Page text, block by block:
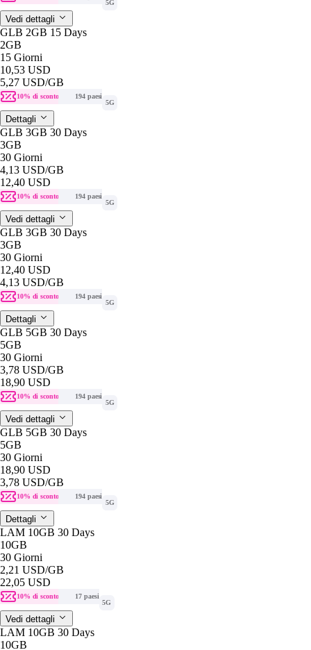
5G
Vedi dettagli
GLB 2GB 15 Days
2GB
15 Giorni
10,53 USD
5,27 USD/GB
10% di sconto
194 paesi
5G
Dettagli
GLB 3GB 30 Days
3GB
30 Giorni
4,13 USD/GB
12,40 USD
10% di sconto
194 paesi
5G
Vedi dettagli
GLB 3GB 30 Days
3GB
30 Giorni
12,40 USD
4,13 USD/GB
10% di sconto
194 paesi
5G
Dettagli
GLB 5GB 30 Days
5GB
30 Giorni
3,78 USD/GB
18,90 USD
10% di sconto
194 paesi
5G
Vedi dettagli
GLB 5GB 30 Days
5GB
30 Giorni
18,90 USD
3,78 USD/GB
10% di sconto
194 paesi
5G
Dettagli
LAM 10GB 30 Days
10GB
30 Giorni
2,21 USD/GB
22,05 USD
10% di sconto
17 paesi
5G
Vedi dettagli
LAM 10GB 30 Days
10GB